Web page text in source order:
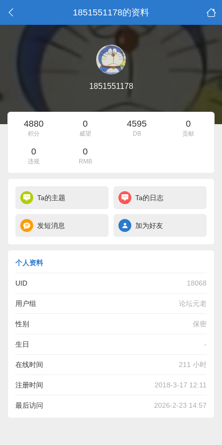
1851551178的资料
1851551178
4880
积分
0
威望
4595
DB
0
贡献
0
违规
0
RMB
Ta的主题 Ta的日志
发短消息 加为好友
个人资料
UID 18068
用户组 论坛元老
性别 保密
生日 -
在线时间 211 小时
注册时间 2018-3-17 12:11
最后访问 2026-2-23 14:57